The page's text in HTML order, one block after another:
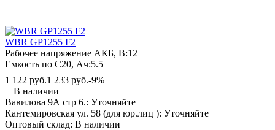
WBR GP1255 F2
Рабочее напряжение АКБ, B:12
Емкость по С20, Ач:5.5
1 122 руб.1 233 руб.-9%
В наличии
Вавилова 9А стр 6.: Уточняйте
Кантемировская ул. 58 (для юр.лиц ): Уточняйте
Оптовый склад: В наличии